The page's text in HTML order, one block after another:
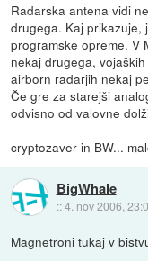
Radarska antena vidi
drugega. Kaj prikazuje,
programske opreme. V
nekaj drugega,
airborn radarjih nekaj
Če gre za starejši
odvisno od valovne
cryptozaver in BW...
BigWhale
::4. nov 2006,
Magnetroni tukaj v